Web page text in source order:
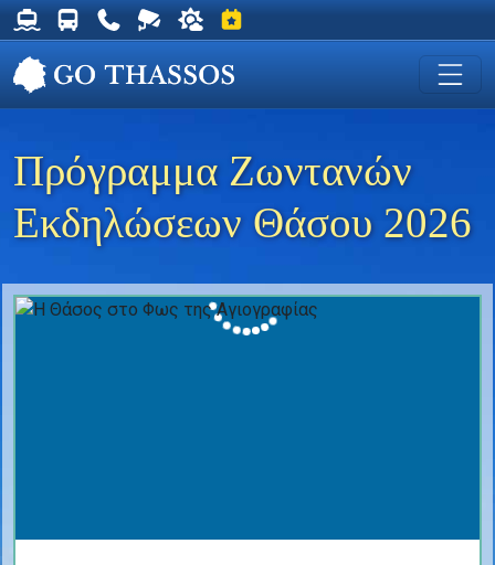
Δρομολόγια Φέρυ για Θάσο
Δρομολόγια Λεωφορείων Θάσου
Χρήσιμα Τηλέφωνα
Ζωντανή Κάμερα στη Χρυσή Ακτή
Ο καιρός στη Θάσο
Εκδηλώσεις στη Θάσο
Πρόγραμμα Ζωντανών
Εκδηλώσεων Θάσου 2026